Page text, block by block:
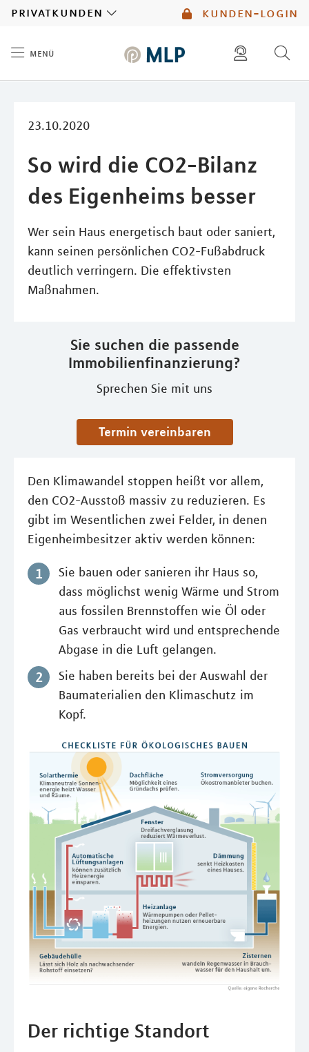
kunden-login
privatkunden
menü
23.10.2020
So wird die CO2-Bilanz
des Eigenheims besser
Wer sein Haus energetisch baut oder saniert,
kann seinen persönlichen CO2-Fußabdruck
deutlich verringern. Die effektivsten
Maßnahmen.
Sie suchen die passende
Immobilienfinanzierung?
Sprechen Sie mit uns
Termin vereinbaren
Den Klimawandel stoppen heißt vor allem,
den CO2-Ausstoß massiv zu reduzieren. Es
gibt im Wesentlichen zwei Felder, in denen
Eigenheimbesitzer aktiv werden können:
Sie bauen oder sanieren ihr Haus so,
dass möglichst wenig Wärme und Strom
aus fossilen Brennstoffen wie Öl oder
Gas verbraucht wird und entsprechende
Abgase in die Luft gelangen.
Sie haben bereits bei der Auswahl der
Baumaterialien den Klimaschutz im
Kopf.
Der richtige Standort